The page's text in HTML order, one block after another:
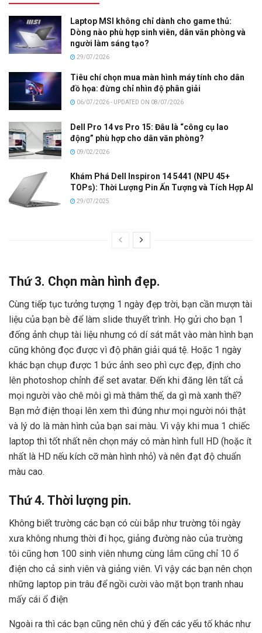
Laptop MSI không chỉ dành cho game thủ:
Dòng nào phù hợp sinh viên, dân văn phòng và
người làm sáng tạo?
29/07/2026
Tiêu chí chọn mua màn hình máy tính cho dân
đồ họa: đừng chỉ nhìn độ phân giải
06/07/2026 - UPDATED ON 08/07/2026
Dell Pro 14 vs Pro 15: Đâu là “công cụ lao
động” phù hợp cho dân văn phòng?
09/02/2026
Khám Phá Dell Inspiron 14 5441 (NPU 45+
TOPs): Thời Lượng Pin Ấn Tượng và Tích Hợp AI
29/07/2025
Thứ 3. Chọn màn hình đẹp.
Cùng tiếp tục tưởng tượng 1 ngày đẹp trời, bạn cần mượn tài
liệu của bạn bè để làm slide thuyết trình. Họ gửi cho bạn 1
đống ảnh chụp tài liệu nhưng có dí sát mắt vào màn hình bạn
cũng không đọc được vì độ phân giải quá tệ. Hoặc 1 ngày
khác bạn chụp được 1 bức ảnh seo phì cực đẹp, định cho
lên photoshop chỉnh để set avatar. Đến khi đăng lên tất cả
mọi người vào chê môi gì mà thâm thế, da gì mà xanh thế?
Bạn mở điện thoại lên xem thì đúng như mọi người nói thật
và lý do là màn hình của bạn sai màu. Vì vậy khi mua 1 chiếc
laptop thì tốt nhất nên chọn máy có màn hình full HD (hoặc ít
nhất là HD nếu kích cỡ màn hình nhỏ) và nên đạt độ chuẩn
màu cao.
Thứ 4. Thời lượng pin.
Không biết trường các bạn có cùi bắp như trường tôi ngày
xưa không nhưng thời đi học, giảng đường nào của trường
tôi cũng hơn 100 sinh viên nhưng cùng lắm cũng chỉ 10 ổ
điện cho cả sinh viên và giảng viên. Vì vậy các bạn nên chọn
những laptop pin trâu để ngồi cười vào mặt bọn tranh nhau
mấy cái ổ điện
Ngoài ra thì các bạn cũng nên chú ý đến các yếu tố khác như